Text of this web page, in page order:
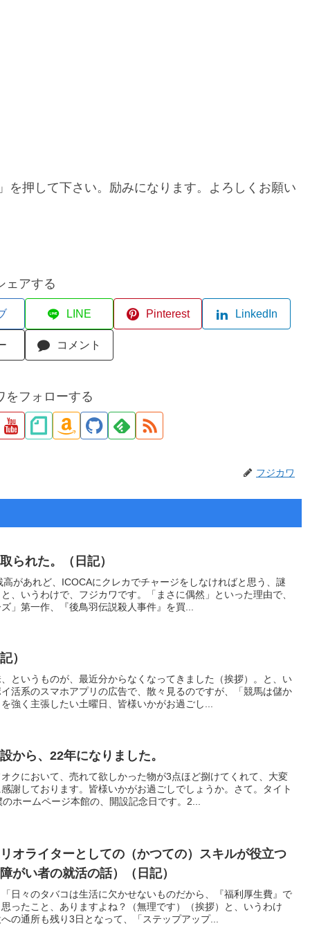
を押して下さい。励みになります。よろしくお願い
ェアする
LINE Pinterest LinkedIn
コメント
をフォローする
フジカワ
られた。（日記）
があれど、ICOCAにクレカでチャージをしなければと思う、謎
、いうわけで、フジカワです。「まさに偶然」といった理由で、
」第一作、『後鳥羽伝説殺人事件』を買...
）
というものが、最近分からなくなってきました（挨拶）。と、い
活系のスマホアプリの広告で、散々見るのですが、「競馬は儲か
強く主張したい土曜日、皆様いかがお過ごし...
から、22年になりました。
クにおいて、売れて欲しかった物が3点ほど捌けてくれて、大変
謝しております。皆様いかがお過ごしでしょうか。さて。タイト
ホームページ本館の、開設記念日です。2...
オライターとしての（かつての）スキルが役立つ
がい者の就活の話）（日記）
日々のタバコは生活に欠かせないものだから、『福利厚生費』で
ったこと、ありますよね？（無理です）（挨拶）と、いうわけ
の通所も残り3日となって、「ステップアップ...